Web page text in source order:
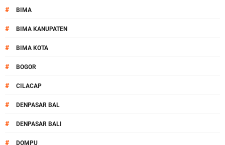
# BIMA
# BIMA KANUPATEN
# BIMA KOTA
# BOGOR
# CILACAP
# DENPASAR BAL
# DENPASAR BALI
# DOMPU